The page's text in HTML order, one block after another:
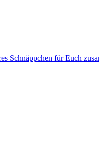
Schnäppchen für Euch